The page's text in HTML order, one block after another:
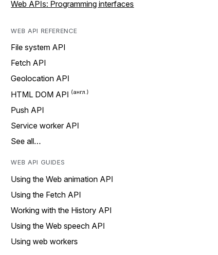
Web APIs: Programming interfaces
WEB API REFERENCE
File system API
Fetch API
Geolocation API
HTML DOM API
Push API
Service worker API
See all…
WEB API GUIDES
Using the Web animation API
Using the Fetch API
Working with the History API
Using the Web speech API
Using web workers